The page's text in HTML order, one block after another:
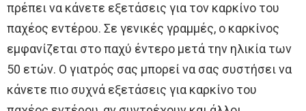
πρέπει να κάνετε εξετάσεις για τον καρκίνο του
παχέος εντέρου. Σε γενικές γραμμές, ο καρκίνος
εμφανίζεται στο παχύ έντερο μετά την ηλικία των
50 ετών. Ο γιατρός σας μπορεί να σας συστήσει να
κάνετε πιο συχνά εξετάσεις για καρκίνο του